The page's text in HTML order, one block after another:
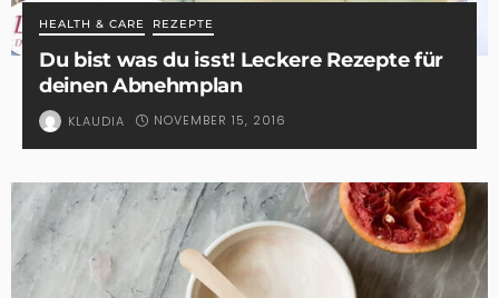
HEALTH & CARE REZEPTE
Du bist was du isst! Leckere Rezepte für
deinen Abnehmplan
KLAUDIA NOVEMBER 15, 2016